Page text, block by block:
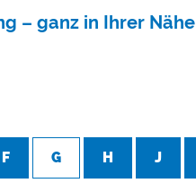
– ganz in Ihrer Nähe
F G H J